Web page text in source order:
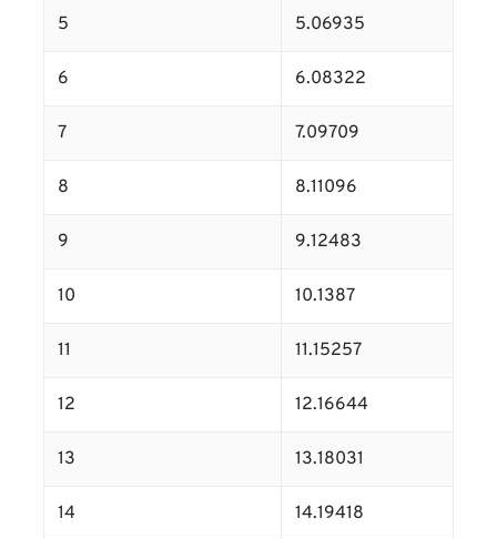
5 5.06935
6 6.08322
7 7.09709
8 8.11096
9 9.12483
10 10.1387
11 11.15257
12 12.16644
13 13.18031
14 14.19418